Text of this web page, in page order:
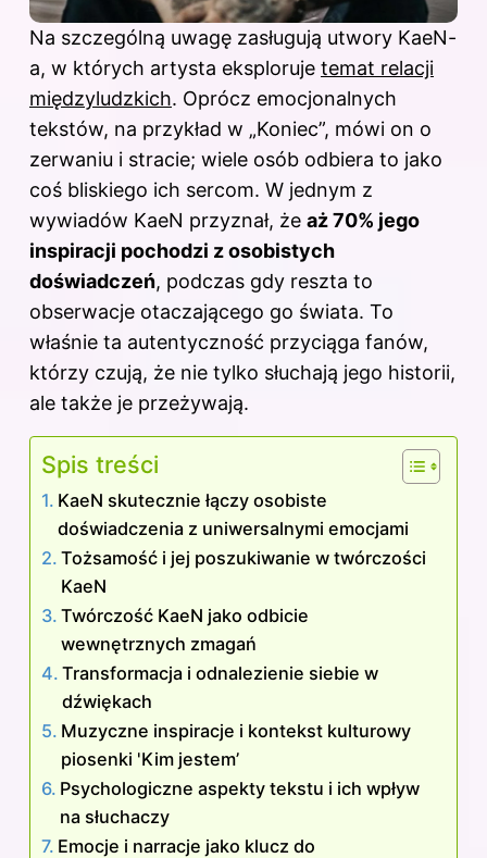
Na szczególną uwagę zasługują utwory KaeN-
a, w których artysta eksploruje temat relacji
międzyludzkich. Oprócz emocjonalnych
tekstów, na przykład w „Koniec”, mówi on o
zerwaniu i stracie; wiele osób odbiera to jako
coś bliskiego ich sercom. W jednym z
wywiadów KaeN przyznał, że aż 70% jego
inspiracji pochodzi z osobistych
doświadczeń, podczas gdy reszta to
obserwacje otaczającego go świata. To
właśnie ta autentyczność przyciąga fanów,
którzy czują, że nie tylko słuchają jego historii,
ale także je przeżywają.
Spis treści
KaeN skutecznie łączy osobiste
doświadczenia z uniwersalnymi emocjami
Tożsamość i jej poszukiwanie w twórczości
KaeN
Twórczość KaeN jako odbicie
wewnętrznych zmagań
Transformacja i odnalezienie siebie w
dźwiękach
Muzyczne inspiracje i kontekst kulturowy
piosenki 'Kim jestem’
Psychologiczne aspekty tekstu i ich wpływ
na słuchaczy
Emocje i narracje jako klucz do